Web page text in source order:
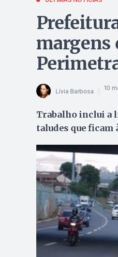
margens
Lívia Barbosa 10
Trabalho inclui a
taludes que ficam